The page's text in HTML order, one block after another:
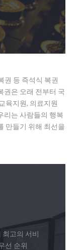
권 등 즉석식 복권
권은 오래 전부터 국
육지원, 의료지원
리는 사람들의 행복
만들기 위해 최선을
최고의 서비
선 순위